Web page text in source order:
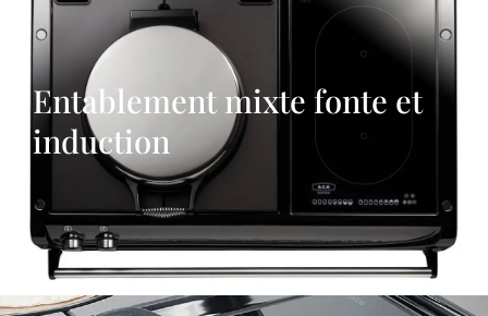
Entablement mixte fonte et
induction